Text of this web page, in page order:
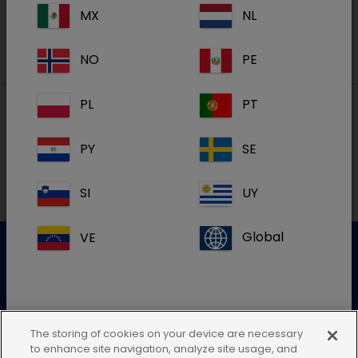
Paikalliset osoitteet
Lisätietoja saat ottamalla yhteyttä asiakaspalveluumme
MX NL
NO PE
PL PT
PY SE
SI UY
VE Global
Jos et löydä maasi sijaintia, jätä tämä
The storing of cookies on your device are necessary
to enhance site navigation, analyze site usage, and